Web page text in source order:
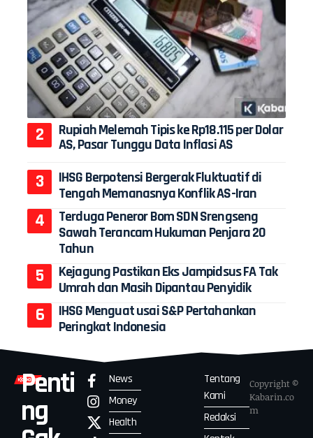
Rupiah Melemah Tipis ke Rp18.115 per Dolar
AS, Pasar Tunggu Data Inflasi AS
IHSG Berpotensi Bergerak Fluktuatif di
Tengah Memanasnya Konflik AS-Iran
Terduga Peneror Bom SDN Srengseng
Sawah Terancam Hukuman Penjara 20
Tahun
Kejagung Pastikan Eks Jampidsus FA Tak
Umrah dan Masih Dipantau Penyidik
IHSG Menguat usai S&P Pertahankan
Peringkat Indonesia
Penti
ng
News
Money
Health
Tentang
Kami
Redaksi
Copyright ©
Kabarin.co
m